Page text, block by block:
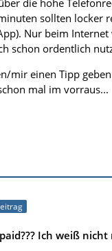
die hohe
sollten locker
Nur beim
schon ordentlich
einen Tipp geben
mal im vorraus...
Ich weiß